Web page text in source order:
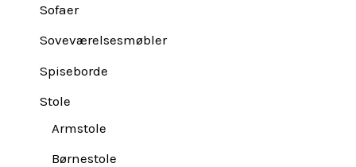
Sofaer
Soveværelsesmøbler
Spiseborde
Stole
Armstole
Børnestole